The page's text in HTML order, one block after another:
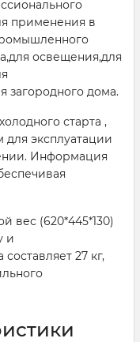
применения в
освещения,для
загородного дома.
старта ,
для эксплуатации
Информация
вес (620*445*130)
и
27 кг,